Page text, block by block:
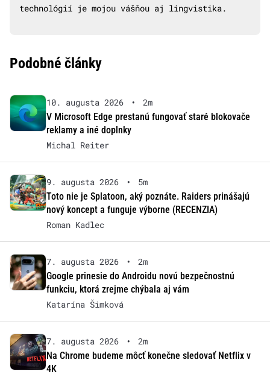
technológií je mojou vášňou aj lingvistika.
Podobné články
10. augusta 2026 •
2m
V Microsoft Edge prestanú fungovať staré blokovače
reklamy a iné doplnky
Michal Reiter
9. augusta 2026 •
5m
Toto nie je Splatoon, aký poznáte. Raiders prinášajú
nový koncept a funguje výborne (RECENZIA)
Roman Kadlec
7. augusta 2026 •
2m
Google prinesie do Androidu novú bezpečnostnú
funkciu, ktorá zrejme chýbala aj vám
Katarína Šimková
7. augusta 2026 •
2m
Na Chrome budeme môcť konečne sledovať Netflix v
4K